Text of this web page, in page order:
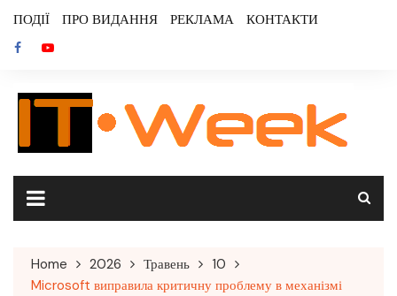
content
ПОДІЇ ПРО ВИДАННЯ РЕКЛАМА КОНТАКТИ
Home 2026 Травень
10
Microsoft виправила критичну проблему в механізмі